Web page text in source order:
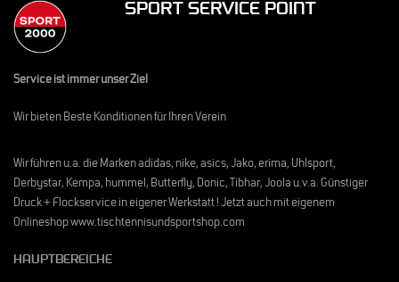
SPORT SERVICE POINT
Service ist immer unser Ziel
Wir bieten Beste Konditionen für Ihren Verein
Wir führen u.a. die Marken adidas, nike, asics, Jako, erima, Uhlsport,
Derbystar, Kempa, hummel, Butterfly, Donic, Tibhar, Joola u.v.a. Günstiger
Druck + Flockservice in eigener Werkstatt ! Jetzt auch mit eigenem
Onlineshop www.tischtennisundsportshop.com
HAUPTBEREICHE